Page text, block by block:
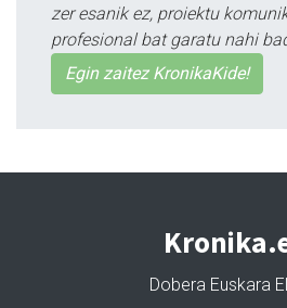
zer esanik ez, proiektu
profesional bat garatu nahi
Egin zaitez KronikaKide!
Dobera Euskara